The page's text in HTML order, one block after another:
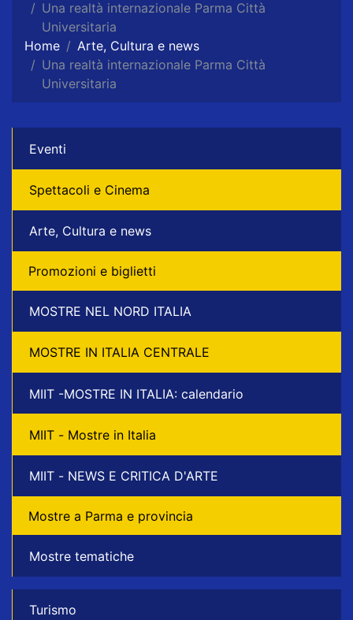
Una realtà internazionale Parma Città
Universitaria
Home
Arte, Cultura e news
Una realtà internazionale Parma Città
Universitaria
Eventi
Spettacoli e Cinema
Arte, Cultura e news
Promozioni e biglietti
MOSTRE NEL NORD ITALIA
MOSTRE IN ITALIA CENTRALE
MIIT -MOSTRE IN ITALIA: calendario
MIIT - Mostre in Italia
MIIT - NEWS E CRITICA D'ARTE
Mostre a Parma e provincia
Mostre tematiche
Turismo